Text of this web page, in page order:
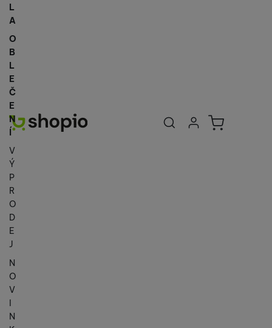
Uživatelská
Přihlásit se
Košík
L
A
O
B
L
E
Č
E
N
Í
V
Ý
P
R
O
D
E
J
N
O
V
I
N